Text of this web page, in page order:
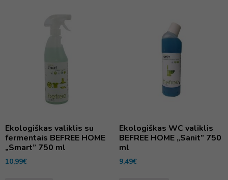
Ekologiškas valiklis su
fermentais BEFREE HOME
„Smart” 750 ml
10,99€
Ekologiškas WC valiklis
BEFREE HOME „Sanit” 750
ml
9,49€